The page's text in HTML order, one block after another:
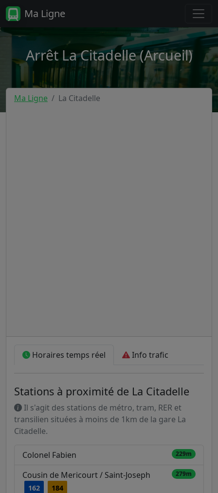
Ma Ligne
Arrêt La Citadelle (Arcueil)
Ma Ligne La Citadelle
Horaires temps réel Info trafic
Stations à proximité de La Citadelle
Il s'agit des stations de métro, tram, RER et
transilien situées à moins de 1km de la gare La
Citadelle.
Colonel Fabien 229m
Cousin de Mericourt / Saint-Joseph
162 184
279m